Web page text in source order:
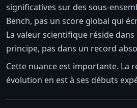
significatives sur des sous-
Bench, pas un score global qui
La valeur scientifique réside
principe, pas dans un record
Cette nuance est importante. La
évolution en est à ses débuts